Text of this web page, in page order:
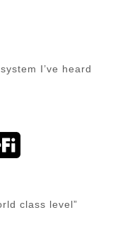
I’ve heard
class level”